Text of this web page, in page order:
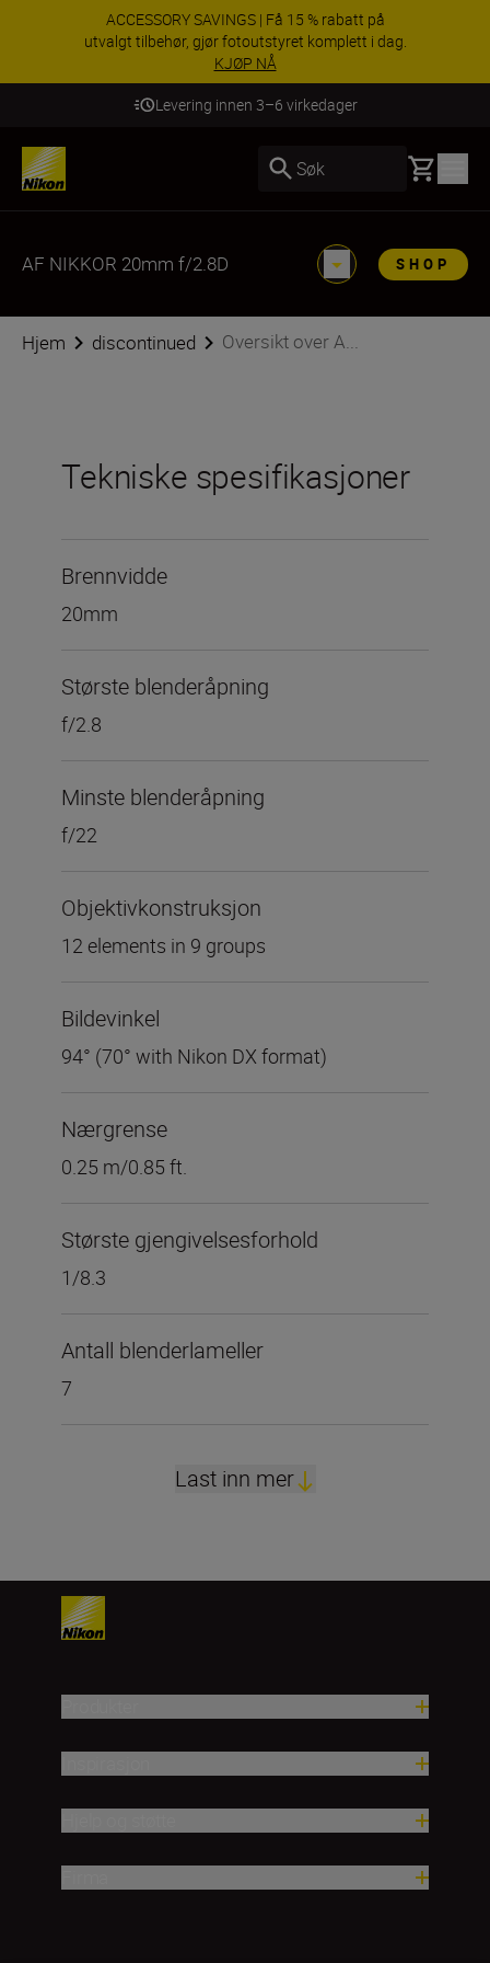
ACCESSORY SAVINGS | Få 15 % rabatt på
utvalgt tilbehør, gjør fotoutstyret komplett i dag.
KJØP NÅ
Levering innen 3–6 virkedager
Søk Basket
AF NIKKOR 20mm f/2.8D SHOP
Hjem discontinued Oversikt over A...
Tekniske spesifikasjoner
Brennvidde
20mm
Største blenderåpning
f/2.8
Minste blenderåpning
f/22
Objektivkonstruksjon
12 elements in 9 groups
Bildevinkel
94° (70° with Nikon DX format)
Nærgrense
0.25 m/0.85 ft.
Største gjengivelsesforhold
1/8.3
Antall blenderlameller
7
Last inn mer